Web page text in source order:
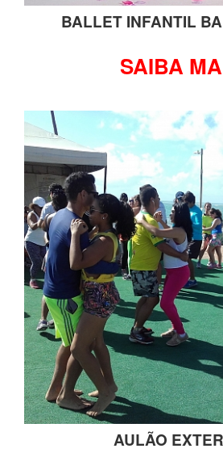
BALLET INFANTIL
SAIBA
AULÃO